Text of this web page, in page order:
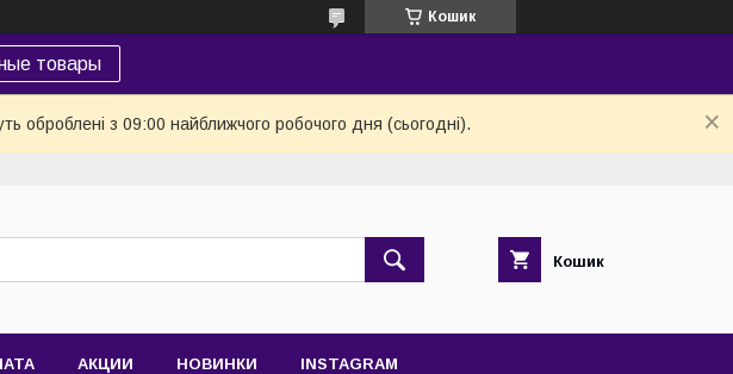
Кошик
товары
оброблені з 09:00 найближчого робочого дня (сьогодні).
Кошик
АКЦИИ НОВИНКИ INSTAGRAM